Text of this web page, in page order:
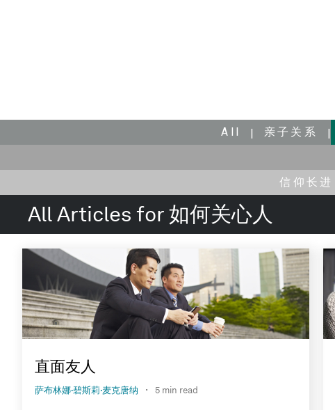
All 亲子关系
信仰长进
All Articles for 如何关心人
直面友人
萨布林娜·碧斯莉·麦克唐纳 · 5 min read